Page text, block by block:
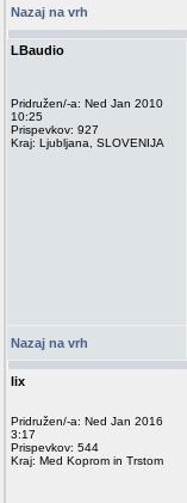
Nazaj na vrh
LBaudio
Pridružen/-a: Ned Jan 2010
10:25
Prispevkov: 927
Kraj: Ljubljana, SLOVENIJA
Nazaj na vrh
lix
Pridružen/-a: Ned Jan 2016
3:17
Prispevkov: 544
Kraj: Med Koprom in Trstom